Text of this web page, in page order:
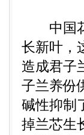
中国花
长新叶，
造成君子
子兰养份
碱性抑制
掉兰芯生